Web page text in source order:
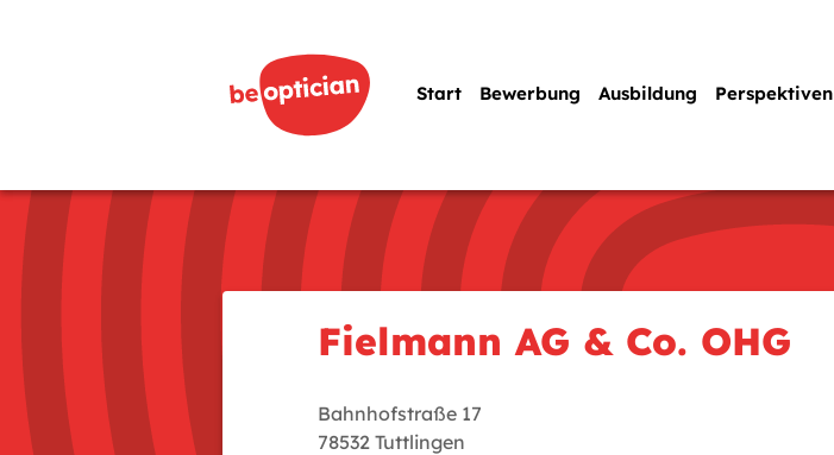
Start Bewerbung Ausbildung Perspektiven
Fielmann AG & Co. OHG
Bahnhofstraße 17
78532 Tuttlingen